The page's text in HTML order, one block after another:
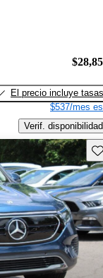
El precio incluye tasas
$537/mes
Verif. disponibilidad